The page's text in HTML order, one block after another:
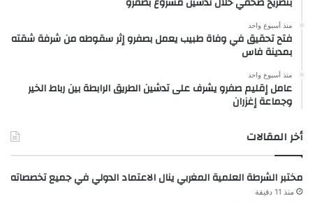
منذ أسبوع واحد
فتح تحقيق في وفاة طبيب يعمل بصفرو إثر سقوطه من شرفة شقته
بمدينة فاس
منذ أسبوع واحد
عامل إقليم صفرو يشرف على تدشين الطريق الرابطة بين رباط الخير
وجماعة إغزران
أخر المقالات
مختبر الشرطة العلمية المغربي ينال الاعتماد الدولي في جميع تخصصاته
منذ 11 دقيقة